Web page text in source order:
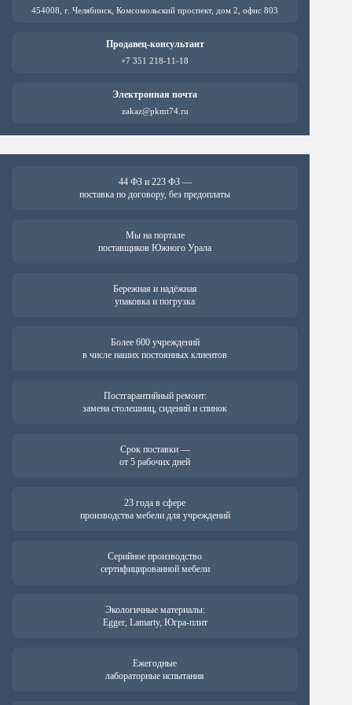
454008, г. Челябинск, Комсомольский проспект, дом 2, офис 803
Продавец-консультант
+7 351 218-11-18
Электронная почта
zakaz@pkmt74.ru
44 ФЗ и 223 ФЗ —
поставка по договору, без предоплаты
Мы на портале
поставщиков Южного Урала
Бережная и надёжная
упаковка и погрузка
Более 600 учреждений
в числе наших постоянных клиентов
Постгарантийный ремонт:
замена столешниц, сидений и спинок
Срок поставки —
от 5 рабочих дней
23 года в сфере
производства мебели для учреждений
Серийное производство
сертифицированной мебели
Экологичные материалы:
Egger, Lamarty, Югра-плит
Ежегодные
лабораторные испытания